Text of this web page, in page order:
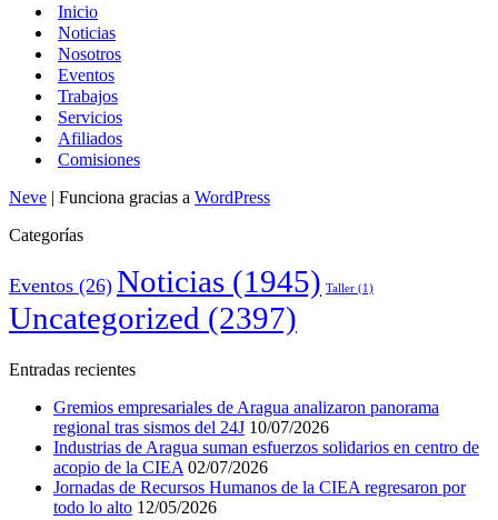
Inicio
Noticias
Nosotros
Eventos
Trabajos
Servicios
Afiliados
Comisiones
Neve | Funciona gracias a WordPress
Categorías
Eventos (26) Noticias (1945) Taller (1)
Uncategorized (2397)
Entradas recientes
Gremios empresariales de Aragua analizaron panorama
regional tras sismos del 24J 10/07/2026
Industrias de Aragua suman esfuerzos solidarios en centro de
acopio de la CIEA 02/07/2026
Jornadas de Recursos Humanos de la CIEA regresaron por
todo lo alto 12/05/2026